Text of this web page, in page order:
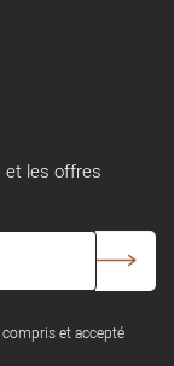
et les offres
et accepté